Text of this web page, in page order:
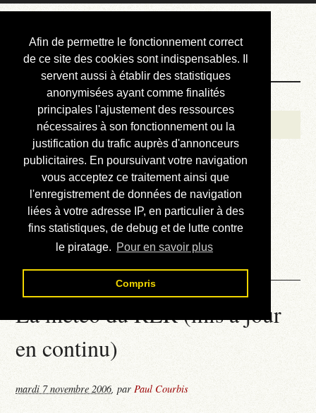
Afin de permettre le fonctionnement correct
de ce site des cookies sont indispensables. Il
servent aussi à établir des statistiques
anonymisées ayant comme finalités
principales l'ajustement des ressources
nécessaires à son fonctionnement ou la
justification du trafic auprès d'annonceurs
publicitaires. En poursuivant votre navigation
vous acceptez ce traitement ainsi que
l'enregistrement de données de navigation
liées à votre adresse IP, en particulier à des
fins statistiques, de debug et de lutte contre
le piratage. Pour en savoir plus
Compris
Courbis, « LE »
Blog Officiel
Bienvenue
Réalisations
Divers (et d’été)
Annonces
Liens externes
Téléchargement
Contact
La météo du RER (mis à jour
en continu)
mardi 7 novembre 2006,parPaul Courbis